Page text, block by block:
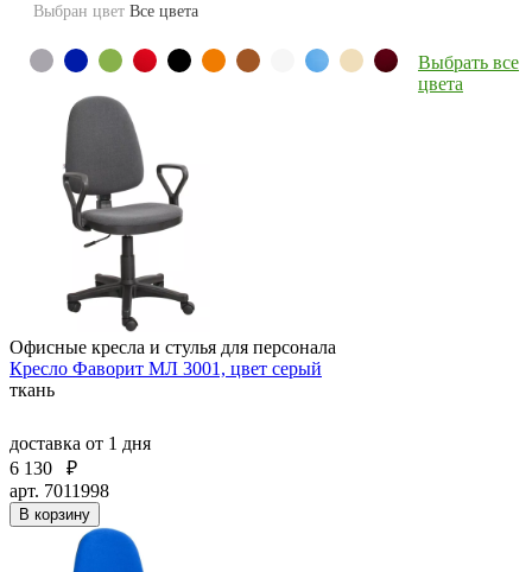
Выбран цвет Все цвета
Выбрать все
цвета
Офисные кресла и стулья для персонала
Кресло Фаворит МЛ 3001, цвет серый
ткань
доставка от 1 дня
6 130
₽
арт. 7011998
В корзину